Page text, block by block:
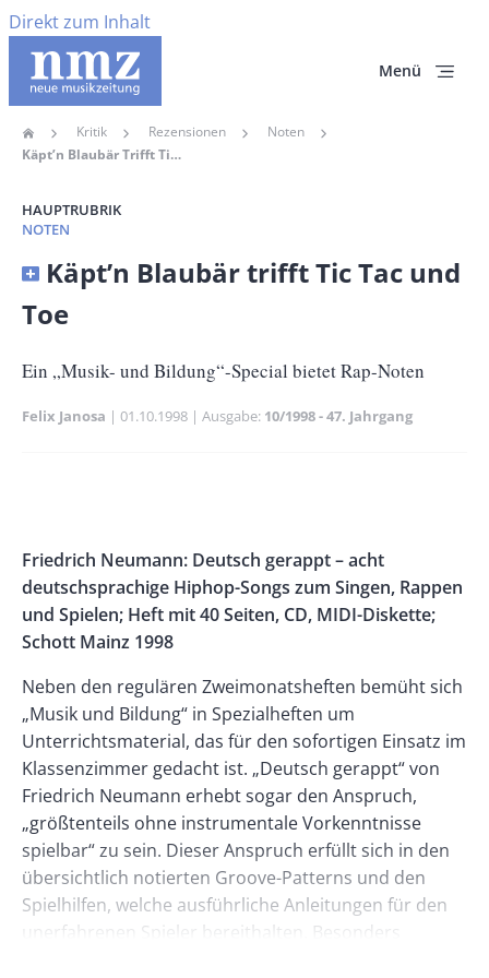
Direkt zum Inhalt
Menü
Pfadnavigation
Home Kritik Rezensionen
Noten
Käpt’n Blaubär Trifft Tic Tac Und Toe
HAUPTRUBRIK
NOTEN
Banner
Size
Käpt’n Blaubär trifft Tic Tac und
Toe
Untertitel
Ein „Musik- und Bildung“-Special bietet Rap-Noten
Felix Janosa Publikationsdatum
01.10.1998 Ausgabe 10/1998 - 47. Jahrgang
Rectangle
Right
Body
Friedrich Neumann: Deutsch gerappt – acht
deutschsprachige Hiphop-Songs zum Singen, Rappen
und Spielen; Heft mit 40 Seiten, CD, MIDI-Diskette;
Schott Mainz 1998
Neben den regulären Zweimonatsheften bemüht sich
„Musik und Bildung“ in Spezialheften um
Unterrichtsmaterial, das für den sofortigen Einsatz im
Klassenzimmer gedacht ist. „Deutsch gerappt“ von
Friedrich Neumann erhebt sogar den Anspruch,
„größtenteils ohne instrumentale Vorkenntnisse
spielbar“ zu sein. Dieser Anspruch erfüllt sich in den
übersichtlich notierten Groove-Patterns und den
Spielhilfen, welche ausführliche Anleitungen für den
unerfahrenen Spieler bereithalten. Besonders